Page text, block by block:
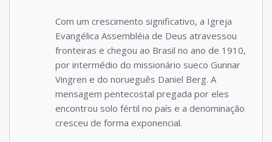
Com um crescimento significativo, a Igreja
Evangélica Assembléia de Deus atravessou
fronteiras e chegou ao Brasil no ano de 1910,
por intermédio do missionário sueco Gunnar
Vingren e do norueguês Daniel Berg. A
mensagem pentecostal pregada por eles
encontrou solo fértil no país e a denominação
cresceu de forma exponencial.